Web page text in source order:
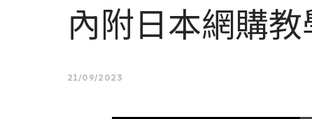
內附日本網購教
21/09/2023